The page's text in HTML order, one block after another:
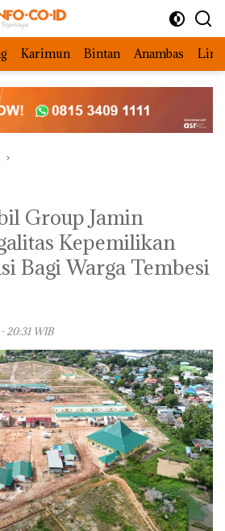
Karimun Bintan Anambas
Group Jamin
Kepemilikan
Bagi Warga Tembesi
20:31 WIB